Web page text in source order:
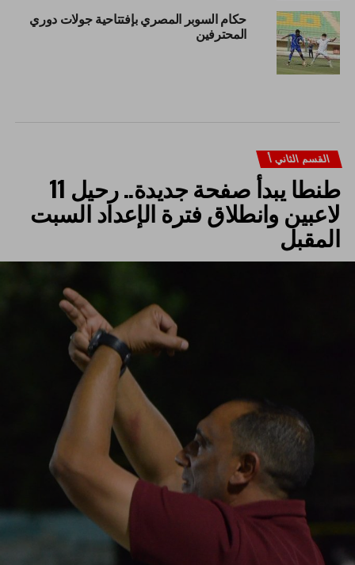
حكام السوبر المصري بإفتتاحية جولات دوري
المحترفين
القسم الثاني أ
طنطا يبدأ صفحة جديدة.. رحيل 11
لاعبين وانطلاق فترة الإعداد السبت
المقبل